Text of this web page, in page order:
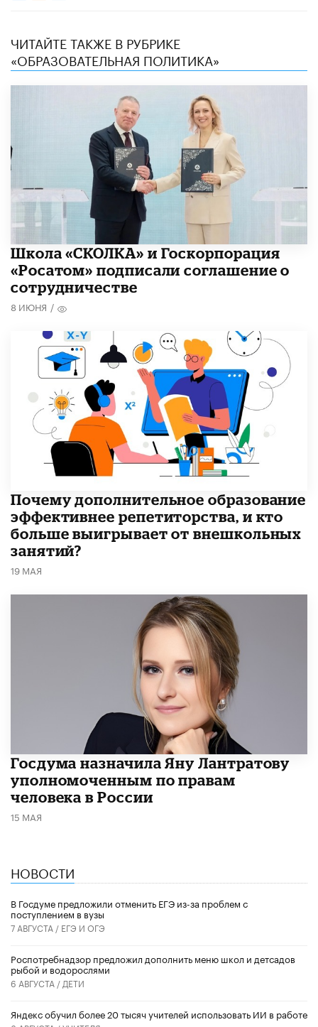
ЧИТАЙТЕ ТАКЖЕ В РУБРИКЕ
«ОБРАЗОВАТЕЛЬНАЯ ПОЛИТИКА»
Школа «СКОЛКА» и Госкорпорация
«Росатом» подписали соглашение о
сотрудничестве
8 ИЮНЯ /
​Почему дополнительное образование
эффективнее репетиторства, и кто
больше выигрывает от внешкольных
занятий?
19 МАЯ
Госдума назначила Яну Лантратову
уполномоченным по правам
человека в России
15 МАЯ
НОВОСТИ
В Госдуме предложили отменить ЕГЭ из-за проблем с
поступлением в вузы
7 АВГУСТА / ЕГЭ И ОГЭ
Роспотребнадзор предложил дополнить меню школ и детсадов
рыбой и водорослями
6 АВГУСТА / ДЕТИ
​Яндекс обучил более 20 тысяч учителей использовать ИИ в работе